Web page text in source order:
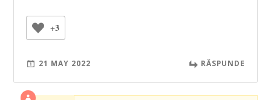
+3
21 MAY 2022 RĂSPUNDE